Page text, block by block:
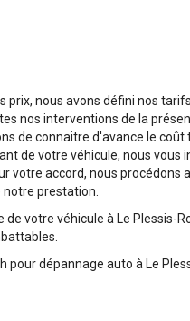
nous avons défini nos
nos interventions de la
de connaitre d'avance le coût
de votre véhicule, nous vous
votre accord, nous procédons
prestation.
votre véhicule à Le Plessis-
dépannage auto à Le